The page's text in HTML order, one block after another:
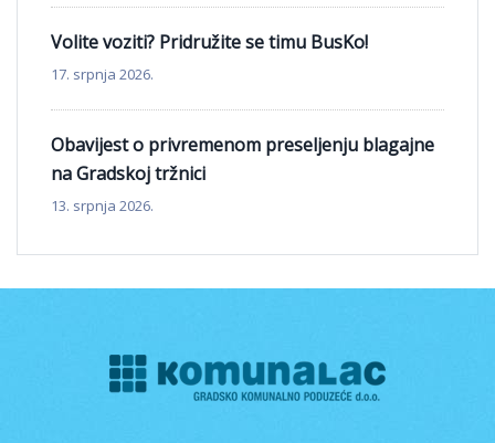
Volite voziti? Pridružite se timu BusKo!
17. srpnja 2026.
Obavijest o privremenom preseljenju blagajne
na Gradskoj tržnici
13. srpnja 2026.